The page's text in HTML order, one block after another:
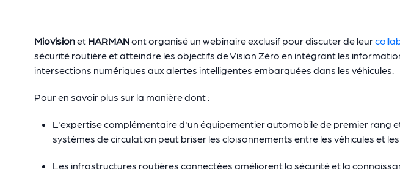
Miovisionet HARMANont organisé un webinaire exclusif pour discuter de leur
sécurité routière et atteindre les objectifs de Vision Zéro en intégrant les
intersections numériques aux alertes intelligentes embarquées dans les véhicules.
Pour en savoir plus sur la manière dont :
L'expertise complémentaire d'un équipementier automobile de premier rang
systèmes de circulation peut briser les cloisonnements entre les véhicules et
Les infrastructures routières connectées améliorent la sécurité et la